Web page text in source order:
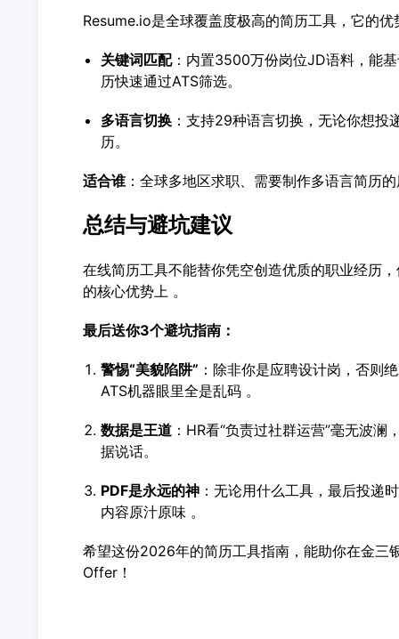
Resume.io是全球覆盖度极高的简历工具，它的
关键词匹配：内置3500万份岗位JD语料，能
历快速通过ATS筛选。
多语言切换：支持29种语言切换，无论你想投
历。
适合谁：全球多地区求职、需要制作多语言简历
总结与避坑建议
在线简历工具不能替你凭空创造优质的职业经历
的核心优势上 。
最后送你3个避坑指南：
警惕“美貌陷阱” ：除非你是应聘设计岗，否则
ATS机器眼里全是乱码 。
数据是王道：HR看“负责过社群运营”毫无波澜
据说话。
PDF是永远的神：无论用什么工具，最后投递
内容原汁原味 。
希望这份2026年的简历工具指南，能助你在金三
Offer！